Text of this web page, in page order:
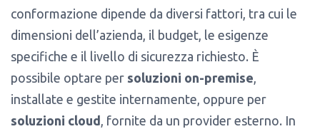
conformazione dipende da diversi fattori, tra cui le
dimensioni dell’azienda, il budget, le esigenze
specifiche e il livello di sicurezza richiesto. È
possibile optare per soluzioni on-premise
installate e gestite internamente, oppure per
soluzioni cloud , fornite da un provider esterno. In